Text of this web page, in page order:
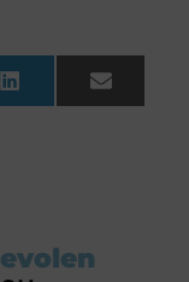
LinkedInEmail